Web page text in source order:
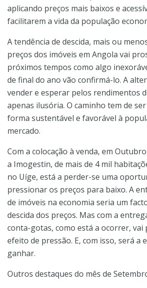
aplicando preços mais baixos e
facilitarem a vida da população
A tendência de descida, mais ou
preços dos imóveis em Angola vai
próximos tempos como algo
de final do ano vão confirmá-lo. A
vender e esperar pelos rendimentos
apenas ilusória. O caminho tem de
forma sustentável e favorável à
mercado.
Com a colocação à venda, em
a Imogestin, de mais de 4 mil
no Uíge, está a perder-se uma
pressionar os preços para baixo. A
de imóveis na economia seria um
descida dos preços. Mas com a
conta-gotas, como está a ocorrer, vai
efeito de pressão. E, com isso, será a
ganhar.
Outros destaques do mês de